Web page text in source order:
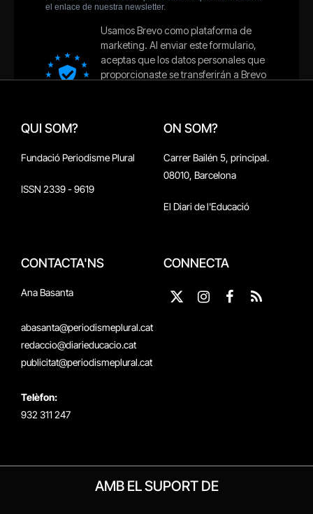
QUI SOM?
Fundació Periodisme Plural
ISSN 2339 - 9619
ON SOM?
Carrer Bailén 5, principal.
08010, Barcelona
El Diari de l'Educació
CONTACTA'NS
Ana Basanta
abasanta@periodismeplural.cat
redaccio@diarieducacio.cat
publicitat@periodismeplural.cat
Telèfon:
932 311 247
CONNECTA
X
Instagram
Facebook
RSS
AMB EL SUPORT DE